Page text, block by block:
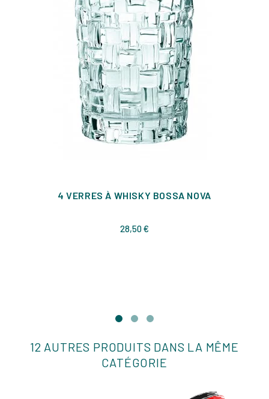
4 VERRES À WHISKY BOSSA NOVA
28,50 €
12 AUTRES PRODUITS DANS LA MÊME
CATÉGORIE